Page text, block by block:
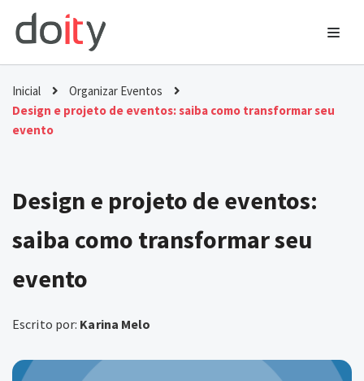
Ir
para
conteúdo
Inicial
Organizar Eventos
Design e projeto de eventos: saiba como transformar seu
evento
Design e projeto de eventos:
saiba como transformar seu
evento